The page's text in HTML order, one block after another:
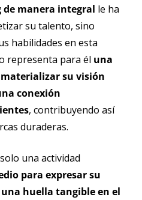
de manera integral le ha
su talento, sino
habilidades en esta
representa para él una
su visión
conexión
, contribuyendo así
duraderas.
una actividad
para expresar su
huella tangible en el